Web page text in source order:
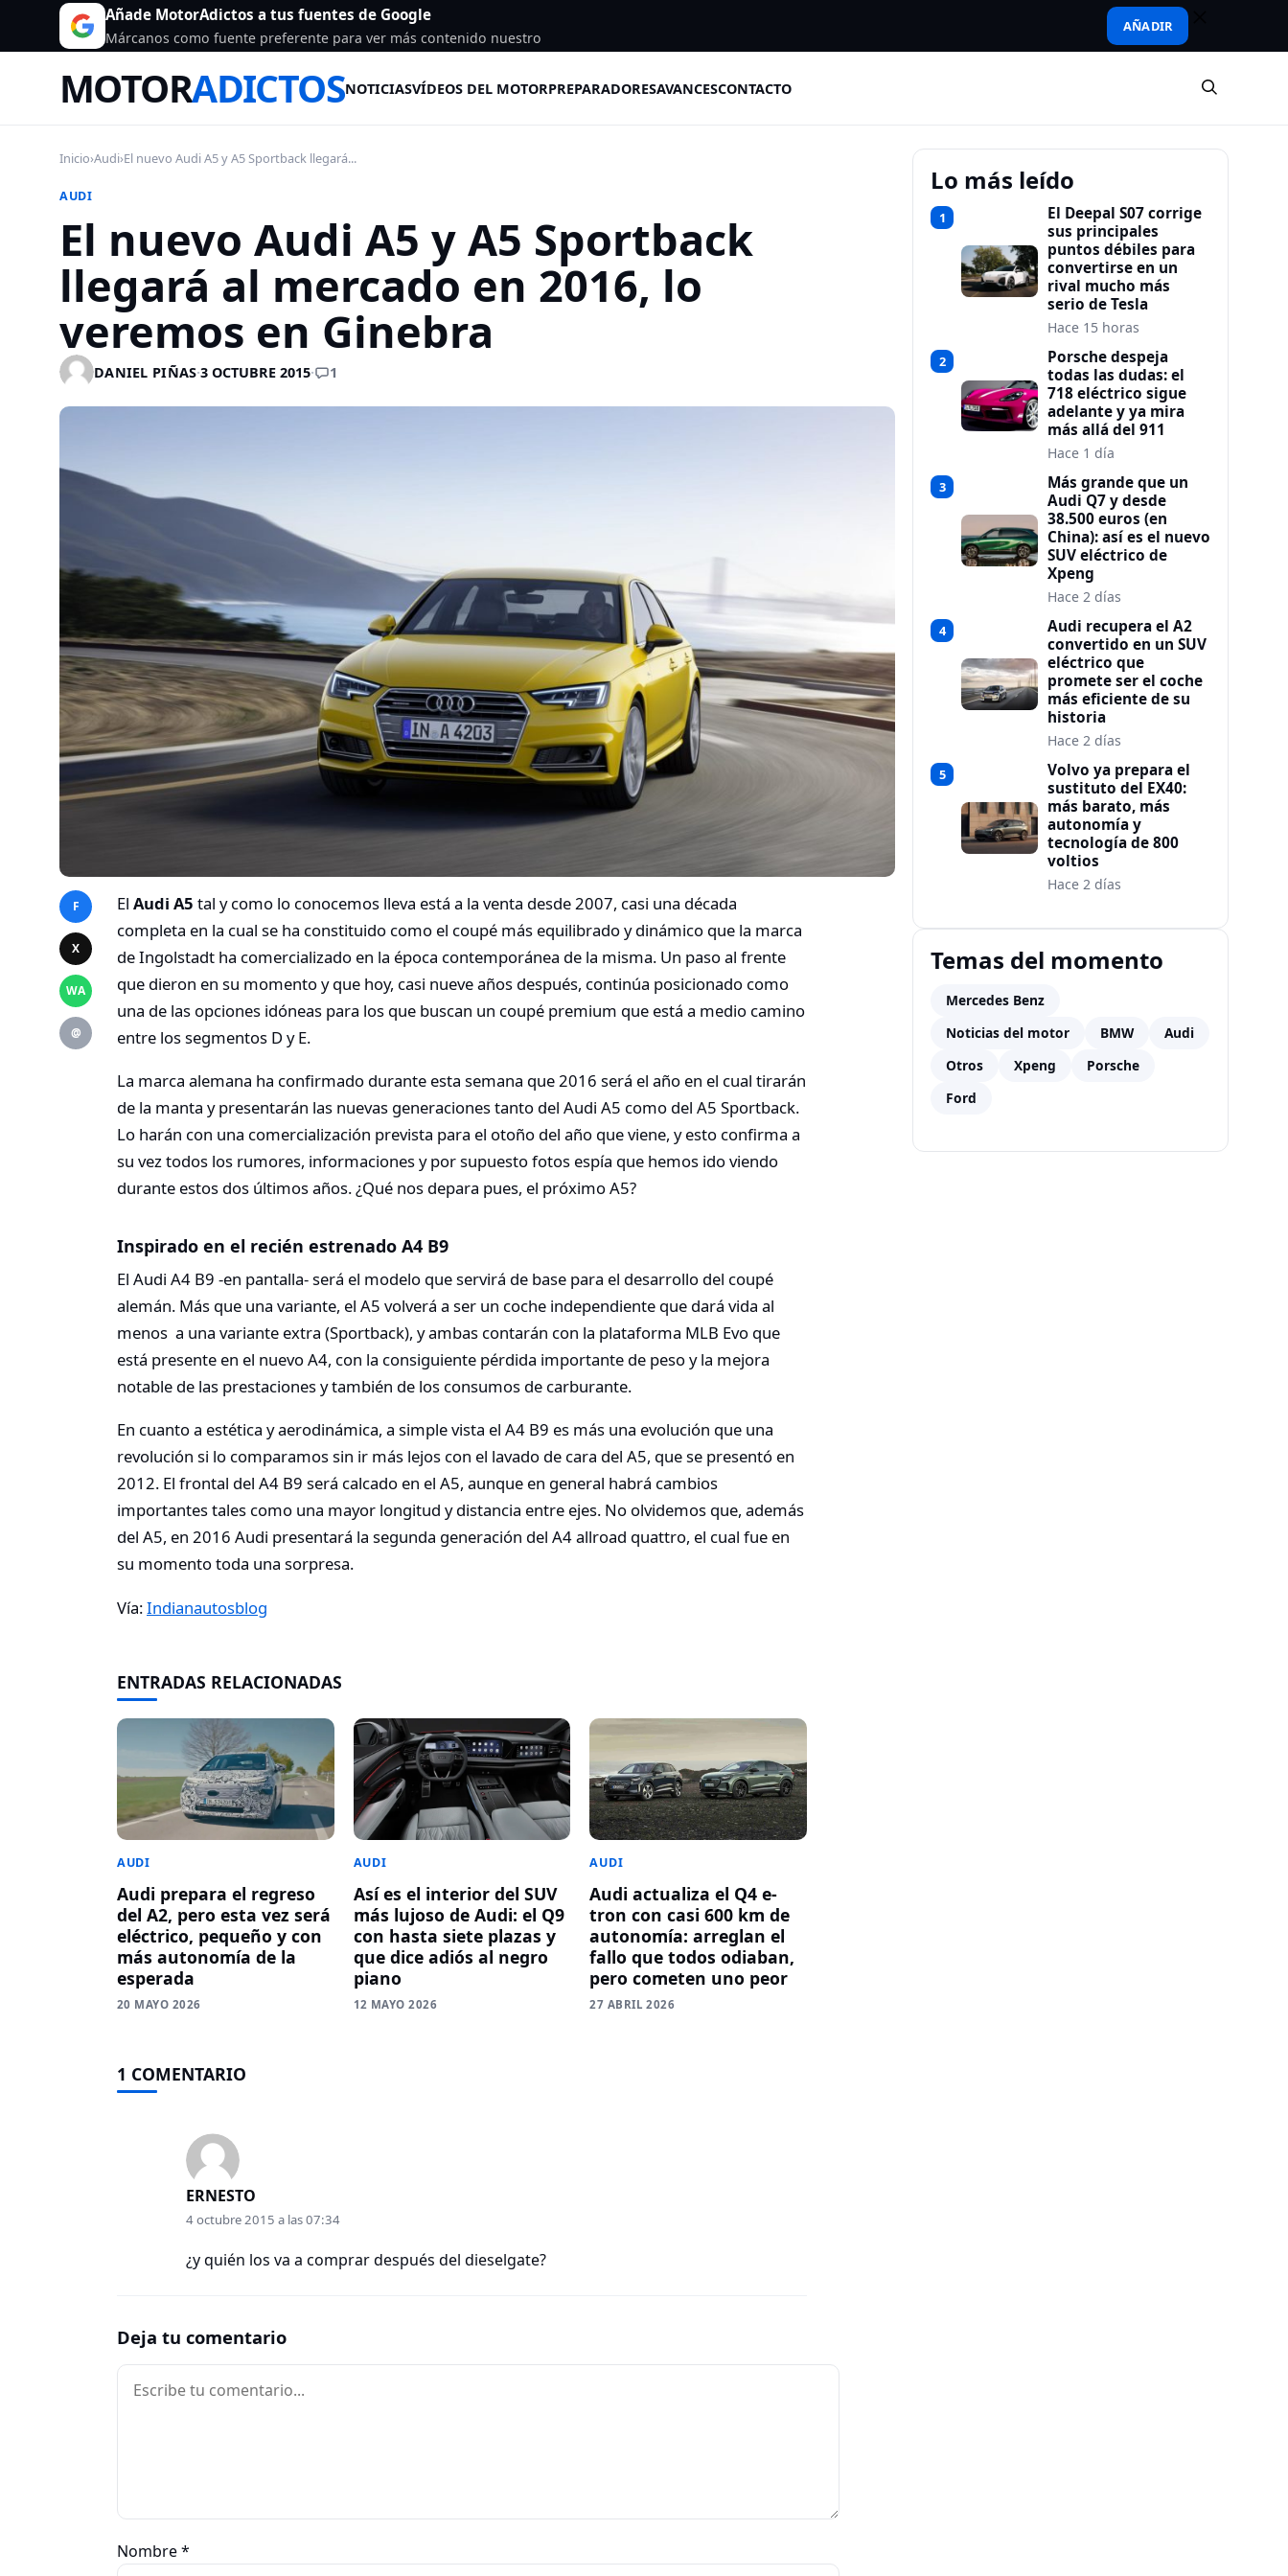
Añade MotorAdictos a tus fuentes de Google
Márcanos como fuente preferente para ver más contenido nuestro
AÑADIR
MOTORADICTOSNOTICIASVÍDEOS DEL MOTORPREPARADORESAVANCESCONTACTO
Inicio›Audi›El nuevo Audi A5 y A5 Sportback llegará...
AUDI
El nuevo Audi A5 y A5 Sportback
llegará al mercado en 2016, lo
veremos en Ginebra
DANIEL PIÑAS·3 OCTUBRE 2015· 1
F
X
WA
@
El Audi A5 tal y como lo conocemos lleva está a la venta desde 2007, casi una década
completa en la cual se ha constituido como el coupé más equilibrado y dinámico que la marca
de Ingolstadt ha comercializado en la época contemporánea de la misma. Un paso al frente
que dieron en su momento y que hoy, casi nueve años después, continúa posicionado como
una de las opciones idóneas para los que buscan un coupé premium que está a medio camino
entre los segmentos D y E.
La marca alemana ha confirmado durante esta semana que 2016 será el año en el cual tirarán
de la manta y presentarán las nuevas generaciones tanto del Audi A5 como del A5 Sportback.
Lo harán con una comercialización prevista para el otoño del año que viene, y esto confirma a
su vez todos los rumores, informaciones y por supuesto fotos espía que hemos ido viendo
durante estos dos últimos años. ¿Qué nos depara pues, el próximo A5?
Inspirado en el recién estrenado A4 B9
El Audi A4 B9 -en pantalla- será el modelo que servirá de base para el desarrollo del coupé
alemán. Más que una variante, el A5 volverá a ser un coche independiente que dará vida al
menos a una variante extra (Sportback), y ambas contarán con la plataforma MLB Evo que
está presente en el nuevo A4, con la consiguiente pérdida importante de peso y la mejora
notable de las prestaciones y también de los consumos de carburante.
En cuanto a estética y aerodinámica, a simple vista el A4 B9 es más una evolución que una
revolución si lo comparamos sin ir más lejos con el lavado de cara del A5, que se presentó en
2012. El frontal del A4 B9 será calcado en el A5, aunque en general habrá cambios
importantes tales como una mayor longitud y distancia entre ejes. No olvidemos que, además
del A5, en 2016 Audi presentará la segunda generación del A4 allroad quattro, el cual fue en
su momento toda una sorpresa.
Vía:Indianautosblog
ENTRADAS RELACIONADAS
AUDI
Audi prepara el regreso
del A2, pero esta vez será
eléctrico, pequeño y con
más autonomía de la
esperada
20 MAYO 2026
AUDI
Así es el interior del SUV
más lujoso de Audi: el Q9
con hasta siete plazas y
que dice adiós al negro
piano
12 MAYO 2026
AUDI
Audi actualiza el Q4 e-
tron con casi 600 km de
autonomía: arreglan el
fallo que todos odiaban,
pero cometen uno peor
27 ABRIL 2026
1 COMENTARIO
ERNESTO
4 octubre 2015 a las 07:34
¿y quién los va a comprar después del dieselgate?
Deja tu comentario
Comentario
Nombre*
Lo más leído
1
El Deepal S07 corrige
sus principales
puntos débiles para
convertirse en un
rival mucho más
serio de Tesla
Hace 15 horas
2
Porsche despeja
todas las dudas: el
718 eléctrico sigue
adelante y ya mira
más allá del 911
Hace 1 día
3
Más grande que un
Audi Q7 y desde
38.500 euros (en
China): así es el nuevo
SUV eléctrico de
Xpeng
Hace 2 días
4
Audi recupera el A2
convertido en un SUV
eléctrico que
promete ser el coche
más eficiente de su
historia
Hace 2 días
5
Volvo ya prepara el
sustituto del EX40:
más barato, más
autonomía y
tecnología de 800
voltios
Hace 2 días
Temas del momento
Mercedes Benz
Noticias del motor
BMW
Audi
Otros
Xpeng
Porsche
Ford